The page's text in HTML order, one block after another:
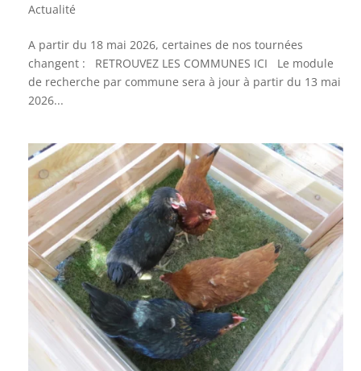
Actualité
A partir du 18 mai 2026, certaines de nos tournées
changent : RETROUVEZ LES COMMUNES ICI Le module
de recherche par commune sera à jour à partir du 13 mai
2026...